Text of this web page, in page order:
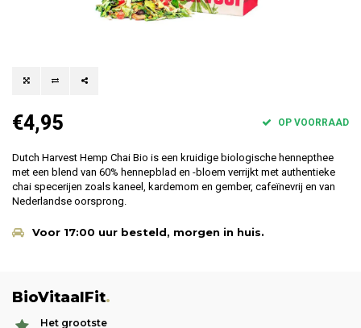
€4,95 OP VOORRAAD
Dutch Harvest Hemp Chai Bio is een kruidige biologische hennepthee
met een blend van 60% hennepblad en -bloem verrijkt met authentieke
chai specerijen zoals kaneel, kardemom en gember, cafeïnevrij en van
Nederlandse oorsprong.
Voor 17:00 uur besteld, morgen in huis.
BioVitaalFit.
Het grootste